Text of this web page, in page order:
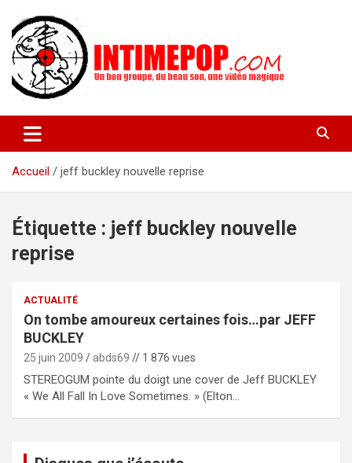
contenu
intimepop.com
actuelles pop rock, post-rock, indé sur Lyon. rock pop concert
lyon
Accueil
jeff buckley nouvelle reprise
Étiquette : jeff buckley nouvelle
reprise
ACTUALITÉ
On tombe amoureux certaines fois…par JEFF
BUCKLEY
25 juin 2009 abds69 // 1 876 vues
STEREOGUM pointe du doigt une cover de Jeff BUCKLEY
« We All Fall In Love Sometimes. » (Elton…